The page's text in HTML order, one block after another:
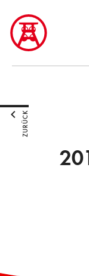
ZURÜCK